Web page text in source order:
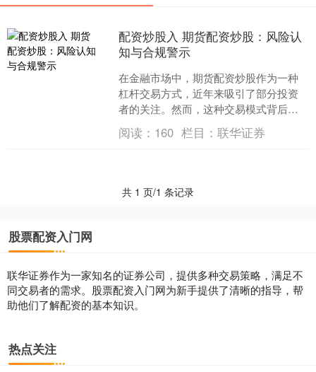
配资炒股入 期货配资炒股：风险认
知与合规警示
在金融市场中，期货配资炒股作为一种
杠杆交易方式，近年来吸引了部分投资
者的关注。然而，这种交易模式背后隐
藏着巨大的风险，不仅可能给投资者带
来严重的经济损失配资炒股....
阅读： 160 栏目：联华证券
共 1 页/1 条记录
股票配资入门网
联华证券作为一家知名的证券公司，提供多种交易策略，满足不
同交易者的需求。股票配资入门网为新手提供了清晰的指导，帮
助他们了解配资的基本知识。
热点关注